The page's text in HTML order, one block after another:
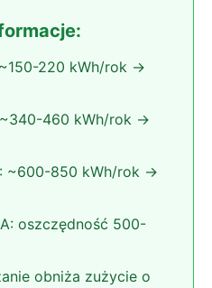
220 kWh/rok →
460 kWh/rok →
~600-850 kWh/rok →
oszczędność 500-
obniża zużycie o